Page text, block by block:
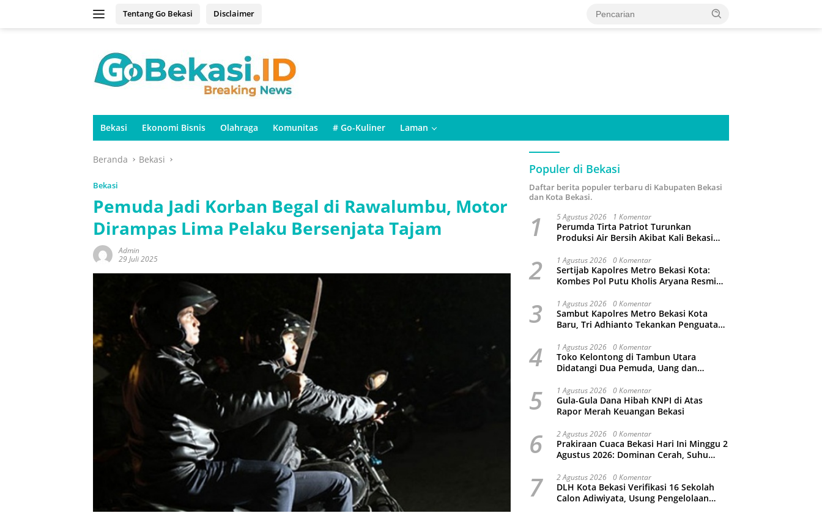
Tentang Go Bekasi Disclaimer
Bekasi Ekonomi Bisnis Olahraga Komunitas # Go-Kuliner Laman
Beranda Bekasi
Bekasi
Pemuda Jadi Korban Begal di Rawalumbu, Motor
Dirampas Lima Pelaku Bersenjata Tajam
Admin
29 Juli 2025
Populer di Bekasi
Daftar berita populer terbaru di Kabupaten Bekasi
dan Kota Bekasi.
1 5 Agustus 2026 1 Komentar
Perumda Tirta Patriot Turunkan
Produksi Air Bersih Akibat Kali Bekasi
2 1 Agustus 2026 0 Komentar
Sertijab Kapolres Metro Bekasi Kota:
Kombes Pol Putu Kholis Aryana Resmi
Bintoro
3 1 Agustus 2026 0 Komentar
Sambut Kapolres Metro Bekasi Kota
Baru, Tri Adhianto Tekankan Penguatan
4 1 Agustus 2026 0 Komentar
Toko Kelontong di Tambun Utara
Didatangi Dua Pemuda, Uang dan
5 1 Agustus 2026 0 Komentar
Gula-Gula Dana Hibah KNPI di Atas
Rapor Merah Keuangan Bekasi
6 2 Agustus 2026 0 Komentar
Prakiraan Cuaca Bekasi Hari Ini Minggu 2
Agustus 2026: Dominan Cerah, Suhu
7 2 Agustus 2026 0 Komentar
DLH Kota Bekasi Verifikasi 16 Sekolah
Calon Adiwiyata, Usung Pengelolaan